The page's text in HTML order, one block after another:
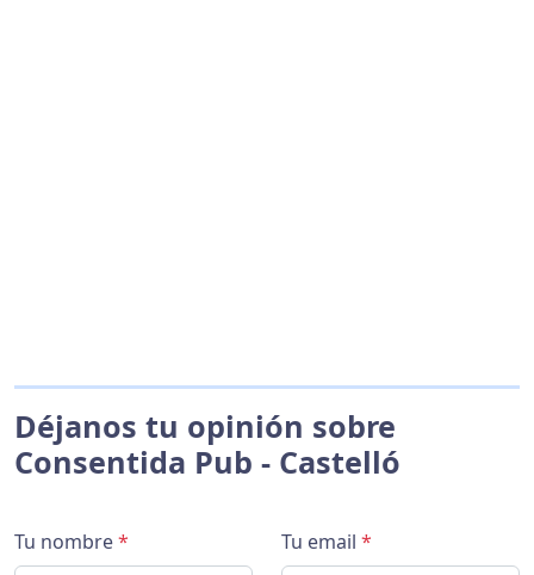
Déjanos tu opinión sobre
Consentida Pub - Castelló
Tu nombre* Tu email *